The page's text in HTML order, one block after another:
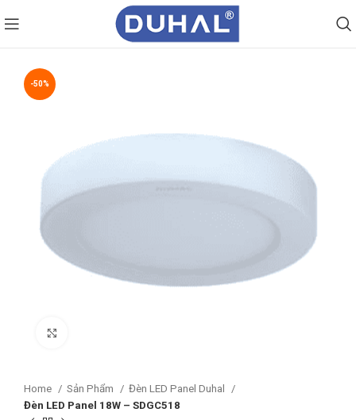
-50%
Home Sản Phẩm
Đèn LED Panel Duhal
Đèn LED Panel 18W – SDGC518